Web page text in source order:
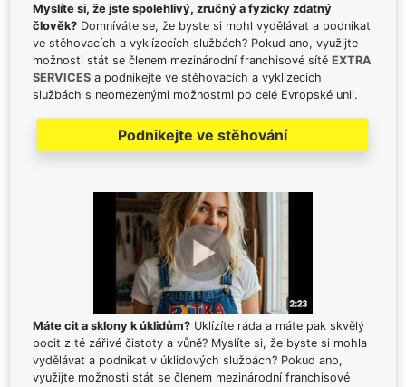
Myslíte si, že jste spolehlivý, zručný a fyzicky zdatný
člověk? Domníváte se, že byste si mohl vydělávat a podnikat
ve stěhovacích a vyklízecích službách? Pokud ano, využijte
možnosti stát se členem mezinárodní franchisové sítě EXTRA
SERVICES a podnikejte ve stěhovacích a vyklízecích
službách s neomezenými možnostmi po celé Evropské unii.
Podnikejte ve stěhování
Máte cit a sklony k úklidům? Uklízíte ráda a máte pak skvělý
pocit z té zářivé čistoty a vůně? Myslíte si, že byste si mohla
vydělávat a podnikat v úklidových službách? Pokud ano,
využijte možnosti stát se členem mezinárodní franchisové